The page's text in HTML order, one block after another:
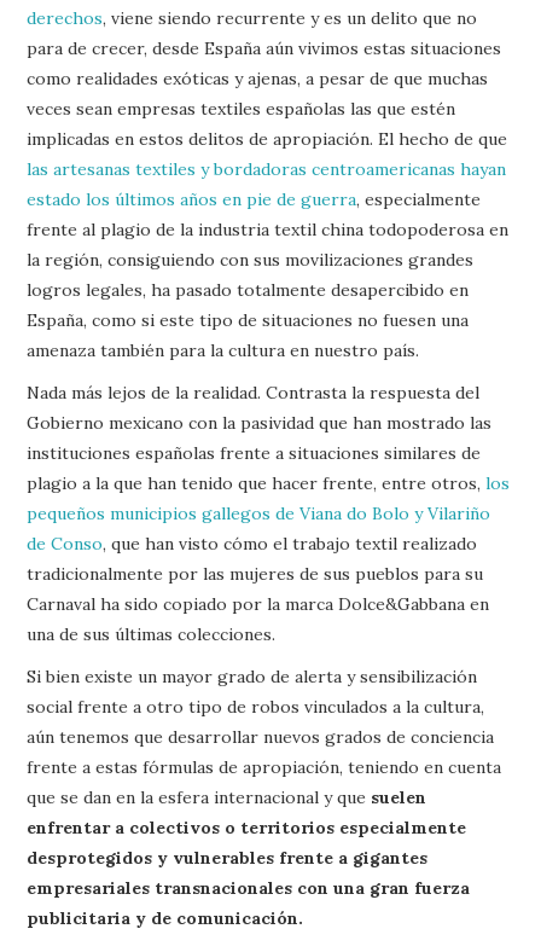
derechos, viene siendo recurrente y es un delito que no
para de crecer, desde España aún vivimos estas situaciones
como realidades exóticas y ajenas, a pesar de que muchas
veces sean empresas textiles españolas las que estén
implicadas en estos delitos de apropiación. El hecho de que
las artesanas textiles y bordadoras centroamericanas hayan
estado los últimos años en pie de guerra, especialmente
frente al plagio de la industria textil china todopoderosa en
la región, consiguiendo con sus movilizaciones grandes
logros legales, ha pasado totalmente desapercibido en
España, como si este tipo de situaciones no fuesen una
amenaza también para la cultura en nuestro país.
Nada más lejos de la realidad. Contrasta la respuesta del
Gobierno mexicano con la pasividad que han mostrado las
instituciones españolas frente a situaciones similares de
plagio a la que han tenido que hacer frente, entre otros,los
pequeños municipios gallegos de Viana do Bolo y Vilariño
de Conso, que han visto cómo el trabajo textil realizado
tradicionalmente por las mujeres de sus pueblos para su
Carnaval ha sido copiado por la marca Dolce&Gabbana en
una de sus últimas colecciones.
Si bien existe un mayor grado de alerta y sensibilización
social frente a otro tipo de robos vinculados a la cultura,
aún tenemos que desarrollar nuevos grados de conciencia
frente a estas fórmulas de apropiación, teniendo en cuenta
que se dan en la esfera internacional y que suelen
enfrentar a colectivos o territorios especialmente
desprotegidos y vulnerables frente a gigantes
empresariales transnacionales con una gran fuerza
publicitaria y de comunicación.